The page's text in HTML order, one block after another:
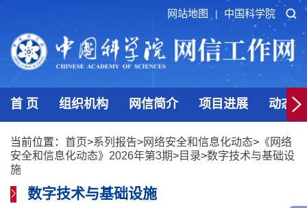
网站地图 中国科学院
首 页 组织机构 网信简介 项目进展 动态
当前位置： 首页>系列报告>网络安全和信息化动态> 《网络
安全和信息化动态》2026年第3期>目录>数字技术与基础设
施
数字技术与基础设施